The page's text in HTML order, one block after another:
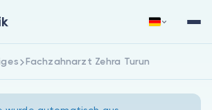
Anmelden
Fachzahnarzt Zehra Turun